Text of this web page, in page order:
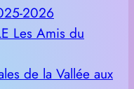
2026
Les Amis du
de la Vallée aux